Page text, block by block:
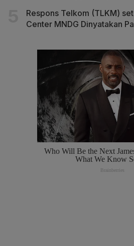
Respons Telkom (TLKM)
Center MNDG Dinyatakan